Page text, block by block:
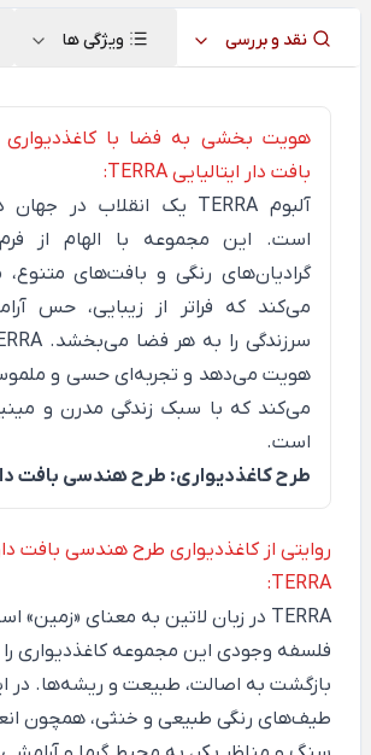
نقد و بررسی ویژگی ها
هویت بخشی به فضا با
بافت دار ایتالیایی TERRA:
آلبوم TERRA یک انقلاب در جهان
است. این مجموعه با الهام از
گرادیان‌های رنگی و بافت‌های
می‌کند که فراتر از زیبایی، حس
هویت می‌دهد و تجربه‌ای حسی و
می‌کند که با سبک زندگی مدرن و
است.
طرح کاغذدیواری: طرح هندسی بافت
روایتی از کاغذدیواری طرح هندسی بافت دار
TERRA:
TERRA در زبان لاتین به معنای «زمین»
فلسفه وجودی این مجموعه کاغذدیواری
بازگشت به اصالت، طبیعت و ریشه‌ها. در
طیف‌های رنگی طبیعی و خنثی، همچون